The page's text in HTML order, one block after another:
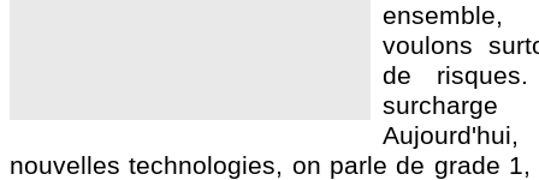
voulons
de
nouvelles technologies, on parle de grade